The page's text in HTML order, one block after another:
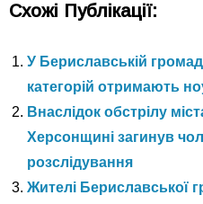
Схожі Публікації:
У Бериславській
категорій отримають
Внаслідок обстрілу
Херсонщині загинув
розслідування
Жителі Бериславської